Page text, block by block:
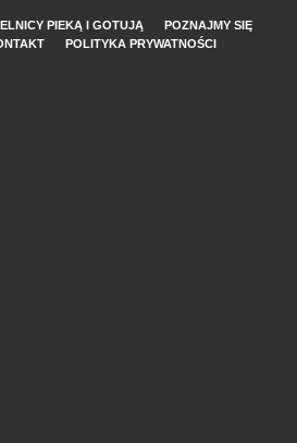
PIEKĄ I GOTUJĄ
POZNAJMY SIĘ
POLITYKA PRYWATNOŚCI